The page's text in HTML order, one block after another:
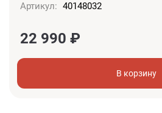
Артикул: 40148032
22 990 ₽
В корзину